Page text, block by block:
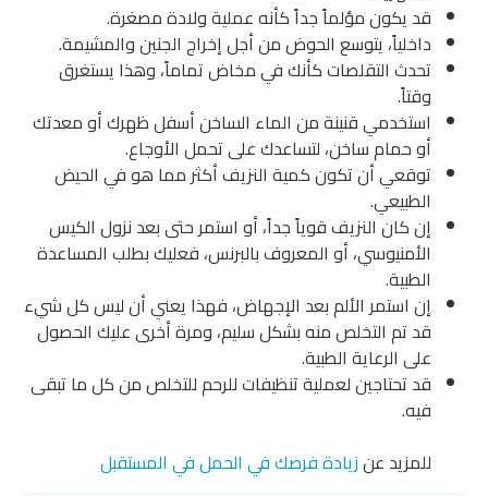
مؤلماً جداً كأنه عملية ولادة مصغرة.
يتوسع الحوض من أجل إخراج الجنين والمشيمة.
التقلصات كأنك في مخاض تماماً، وهذا يستغرق
قنينة من الماء الساخن أسفل ظهرك أو معدتك
ساخن، لتساعدك على تحمل الأوجاع.
أن تكون كمية النزيف أكثر مما هو في الحيض
النزيف قوياً جداً، أو استمر حتى بعد نزول الكيس
أو المعروف بالبرنس، فعليك بطلب المساعدة
الألم بعد الإجهاض، فهذا يعني أن ليس كل شيء
التخلص منه بشكل سليم، ومرة أخرى عليك الحصول
الرعاية الطبية.
لعملية تنظيفات للرحم للتخلص من كل ما تبقى
زيادة فرصك في الحمل في المستقبل